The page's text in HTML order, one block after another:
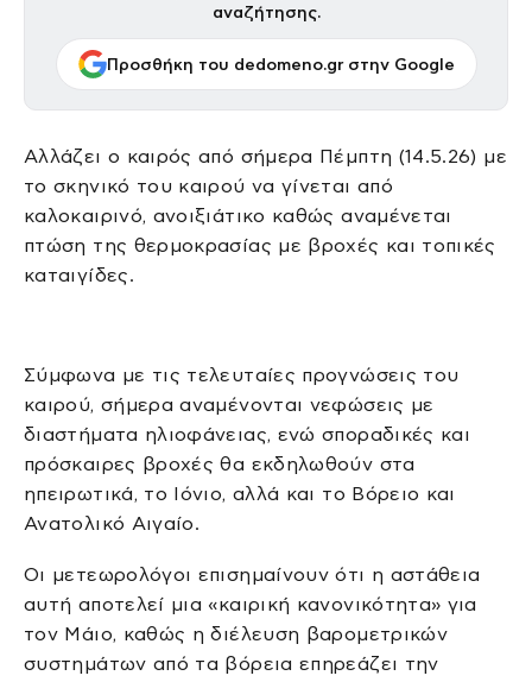
αναζήτησης.
Προσθήκη του dedomeno.gr στην Google
Αλλάζει ο καιρός από σήμερα Πέμπτη (14.5.26) με
το σκηνικό του καιρού να γίνεται από
καλοκαιρινό, ανοιξιάτικο καθώς αναμένεται
πτώση της θερμοκρασίας με βροχές και τοπικές
καταιγίδες.
Σύμφωνα με τις τελευταίες προγνώσεις του
καιρού, σήμερα αναμένονται νεφώσεις με
διαστήματα ηλιοφάνειας, ενώ σποραδικές και
πρόσκαιρες βροχές θα εκδηλωθούν στα
ηπειρωτικά, το Ιόνιο, αλλά και το Βόρειο και
Ανατολικό Αιγαίο.
Οι μετεωρολόγοι επισημαίνουν ότι η αστάθεια
αυτή αποτελεί μια «καιρική κανονικότητα» για
τον Μάιο, καθώς η διέλευση βαρομετρικών
συστημάτων από τα βόρεια επηρεάζει την